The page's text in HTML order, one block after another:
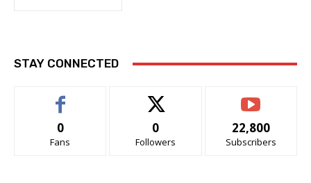
STAY CONNECTED
0
Fans
0
Followers
22,800
Subscribers